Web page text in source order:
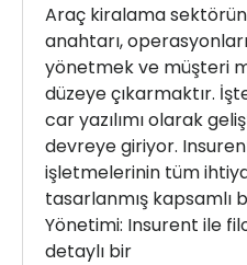
Araç kiralama
anahtarı,
yönetmek ve müşteri
düzeye çıkarmaktır.
car yazılımı olarak
devreye giriyor.
işletmelerinin tüm
tasarlanmış kapsamlı
Yönetimi: Insurent ile
detaylı bir